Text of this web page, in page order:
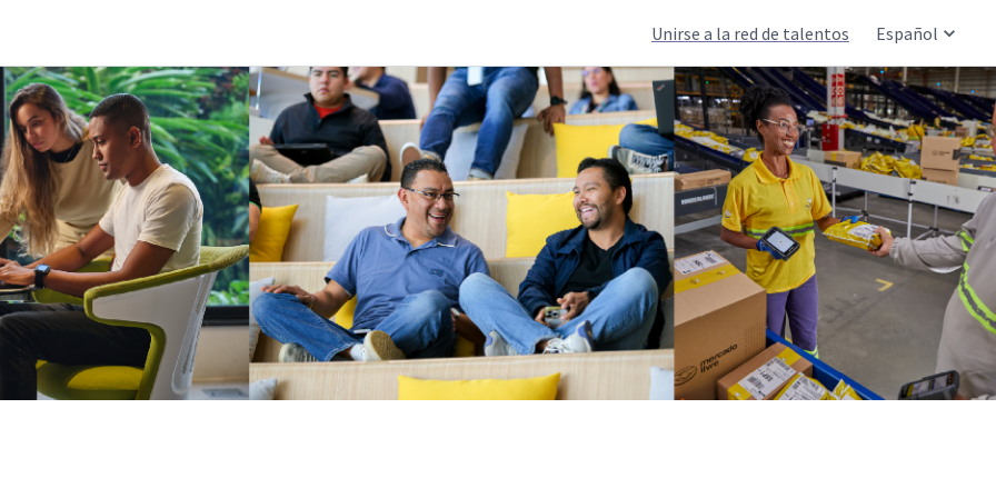
Unirse a la red de talentos Español